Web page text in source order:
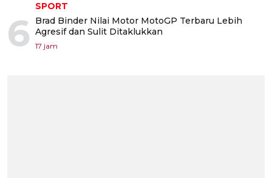
6
SPORT
Brad Binder Nilai Motor MotoGP Terbaru Lebih
Agresif dan Sulit Ditaklukkan
17 jam